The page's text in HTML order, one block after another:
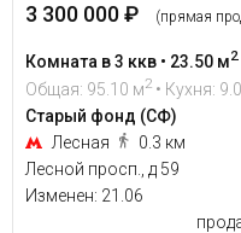
3 300 000 ₽ (прямая
Комната в 3 ккв • 23.50 м2
Общая: 95.10 м2 • Кухня:
Старый фонд (СФ)
Лесная
0.3 км
Лесной просп., д 59
Изменен: 21.06